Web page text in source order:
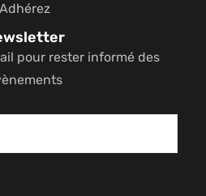
Adhérez
pour rester informé des